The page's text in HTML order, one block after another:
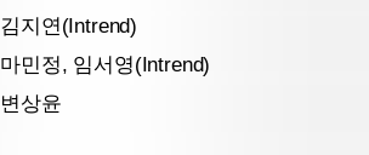
김지연(Intrend)
마민정, 임서영(Intrend)
변상윤